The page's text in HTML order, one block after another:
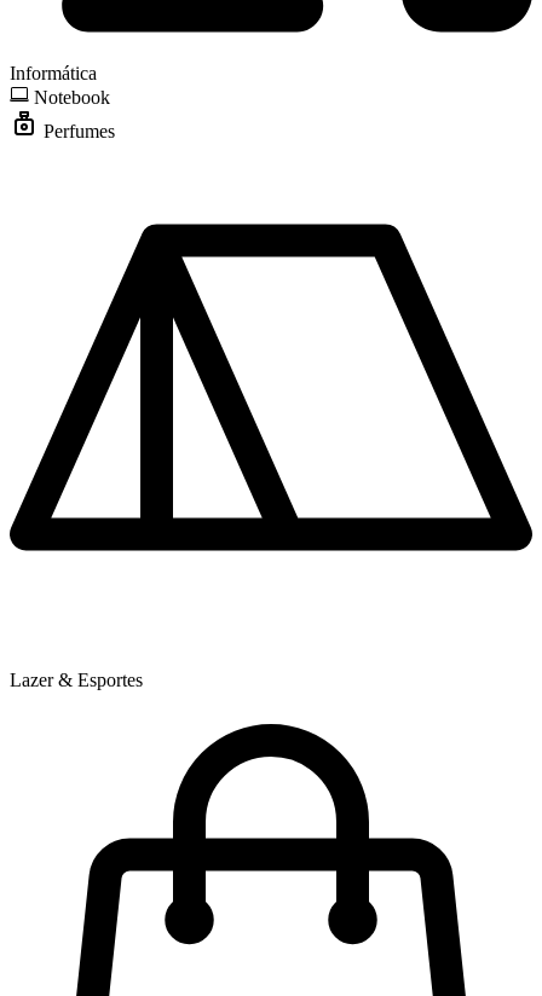
Informática
Notebook
Perfumes
Lazer & Esportes